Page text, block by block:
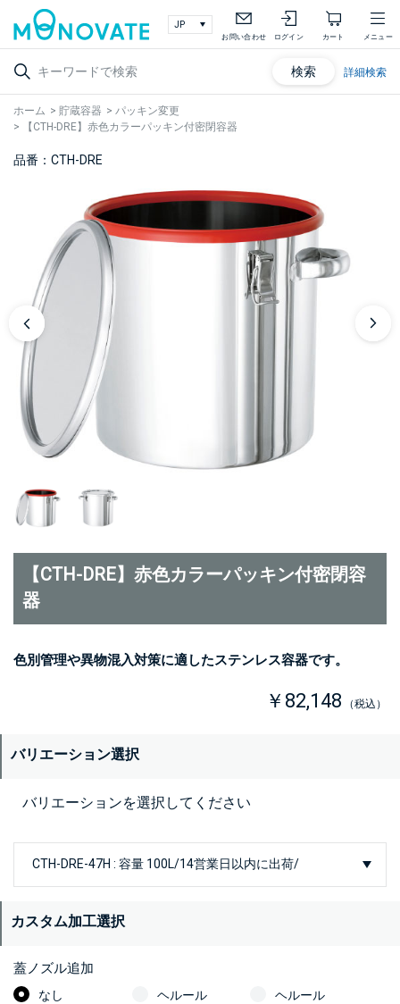
お問い合わせ ログイン カート メニュー
検索 詳細検索
ホーム > 貯蔵容器 > パッキン変更
>
【CTH-DRE】赤色カラーパッキン付密閉容器
品番：CTH-DRE
【CTH-DRE】赤色カラーパッキン付密閉容
器
色別管理や異物混入対策に適したステンレス容器です。
￥82,148 （税込）
バリエーション選択
バリエーションを選択してください
カスタム加工選択
蓋ノズル追加
なし
ヘルール
ヘルール